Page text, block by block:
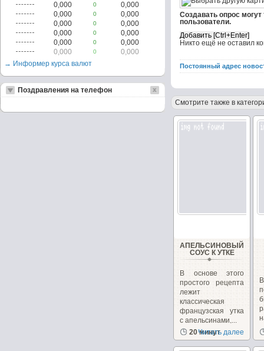
Создавать опрос
пользователи.
Никто ещё не оставил
Постоянный адрес
Смотрите также в
АПЕЛЬСИНОВЫЙ
СОУС К УТКЕ
В основе этого
простого рецепта
лежит
классическая
французская утка
с апельсинами,...
20 минут
Читать далее
0,000
0
0,000
0,000
0
0,000
0,000
0
0,000
0,000
0
0,000
0,000
0
0,000
0,000
0
0,000
→ Информер курса валют
Поздравления на телефон